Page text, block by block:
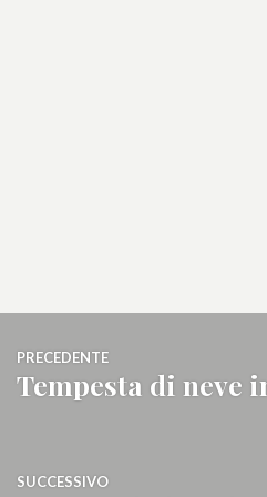
Navigazione
articoli
PRECEDENTE
Articolo
Tempesta di neve
SUCCESSIVO